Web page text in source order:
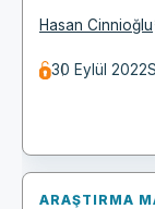
Hasan Cinnioğlu
30 Eylül 2022
ARAŞTIRMA